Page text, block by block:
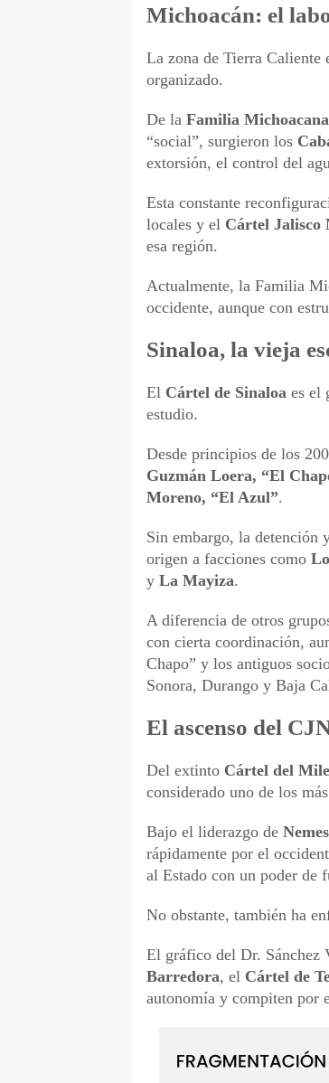
Michoacán: el
La zona de Tierra
organizado.
De la Familia Michoacana
“social”, surgieron los
extorsión, el control del
Esta constante
locales y el Cártel Jalisco
esa región.
Actualmente, la Familia
occidente, aunque con
Sinaloa, la vieja
El Cártel de Sinaloa es el
estudio.
Desde principios de los
Guzmán Loera, “El
Moreno, “El Azul”.
Sin embargo, la detención
origen a facciones como
y La Mayiza.
A diferencia de otros
con cierta coordinación,
Chapo” y los antiguos
Sonora, Durango y Baja
El ascenso del
Del extinto Cártel del
considerado uno de los
Bajo el liderazgo de
rápidamente por el
al Estado con un poder de
No obstante, también ha
El gráfico del Dr. Sánchez
Barredora, el Cártel de
autonomía y compiten por